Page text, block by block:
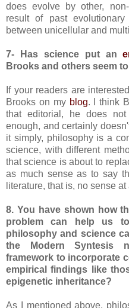
does evolve by other,
result of past
between unicellular and
7- Has science put an
Brooks and others seem
If your readers are
Brooks on my blog. I think
that editorial, he does not
enough, and certainly
it simply, philosophy is a
science, with different
that science is about to
as much sense as to say
literature, that is, no sense at
8. You have shown how
problem can help us
philosophy and science
the Modern Syntesis
framework to incorporate
empirical findings like
epigenetic inheritance?
As I mentioned above,